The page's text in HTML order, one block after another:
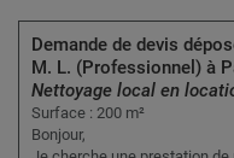
Demande de devis
M. L. (Professionnel) à
Nettoyage local en
Surface : 200 m²
Bonjour,